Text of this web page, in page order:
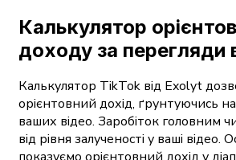
Калькулятор
доходу за перегляди
Калькулятор TikTok від Exolyt
орієнтовний дохід, ґрунтуючись
ваших відео. Заробіток головним
від рівня залученості у ваші відео.